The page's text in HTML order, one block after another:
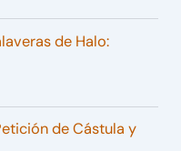
de Halo:
de Cástula y